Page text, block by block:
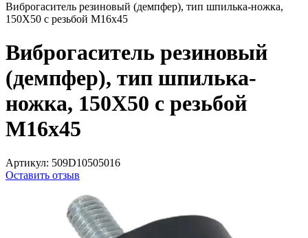
Виброгаситель резиновый (демпфер), тип шпилька-ножка,
150Х50 с резьбой М16х45
Виброгаситель резиновый
(демпфер), тип шпилька-
ножка, 150Х50 с резьбой
М16х45
Артикул: 509D10505016
Оставить отзыв